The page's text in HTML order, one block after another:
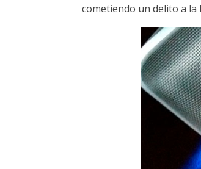
cometiendo un delito a